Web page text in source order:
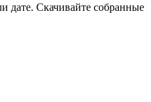
дате. Скачивайте собранные